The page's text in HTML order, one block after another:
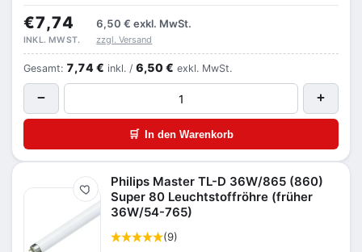
€7,74 6,50 € exkl. MwSt.
INKL. MWST. zzgl. Versand
Gesamt: 7,74 € inkl. / 6,50 € exkl. MwSt.
− +
🛒 In den Warenkorb
Merken
Philips Master TL-D 36W/865 (860)
Super 80 Leuchtstoffröhre (früher
36W/54-765)
(9)